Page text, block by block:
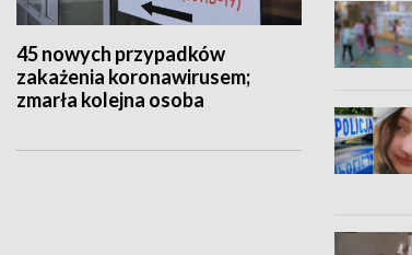
45 nowych przypadków
zakażenia koronawirusem;
zmarła kolejna osoba